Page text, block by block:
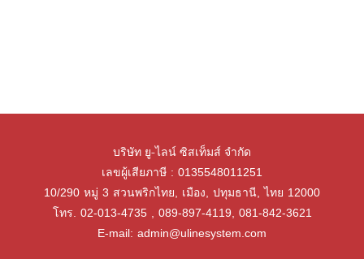
บริษัท ยู-ไลน์ ซิสเท็มส์ จำกัด
เลขผู้เสียภาษี : 0135548011251
10/290 หมู่ 3 สวนพริกไทย, เมือง, ปทุมธานี, ไทย 12000
โทร. 02-013-4735 , 089-897-4119, 081-842-3621
E-mail: admin@ulinesystem.com